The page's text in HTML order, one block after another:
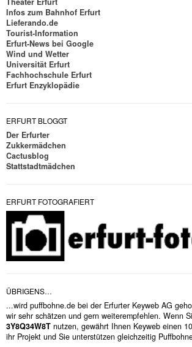
Infos zum Bahnhof Erfurt
Lieferando.de
Tourist-Information
Erfurt-News bei Google
Wind und Wetter
Universität Erfurt
Fachhochschule Erfurt
Erfurt Enzyklopädie
ERFURT BLOGGT
Der Erfurter
Zukkermädchen
Cactusblog
Stattstadtmädchen
ERFURT FOTOGRAFIERT
ÜBRIGENS…
...wird puffbohne.de bei der Erfurter Keyweb AG
wir sehr schätzen und gern weiterempfehlen. Wenn
3Y8Q34W8T nutzen, gewährt Ihnen Keyweb einen
ihr Projekt und Sie unterstützen gleichzeitig